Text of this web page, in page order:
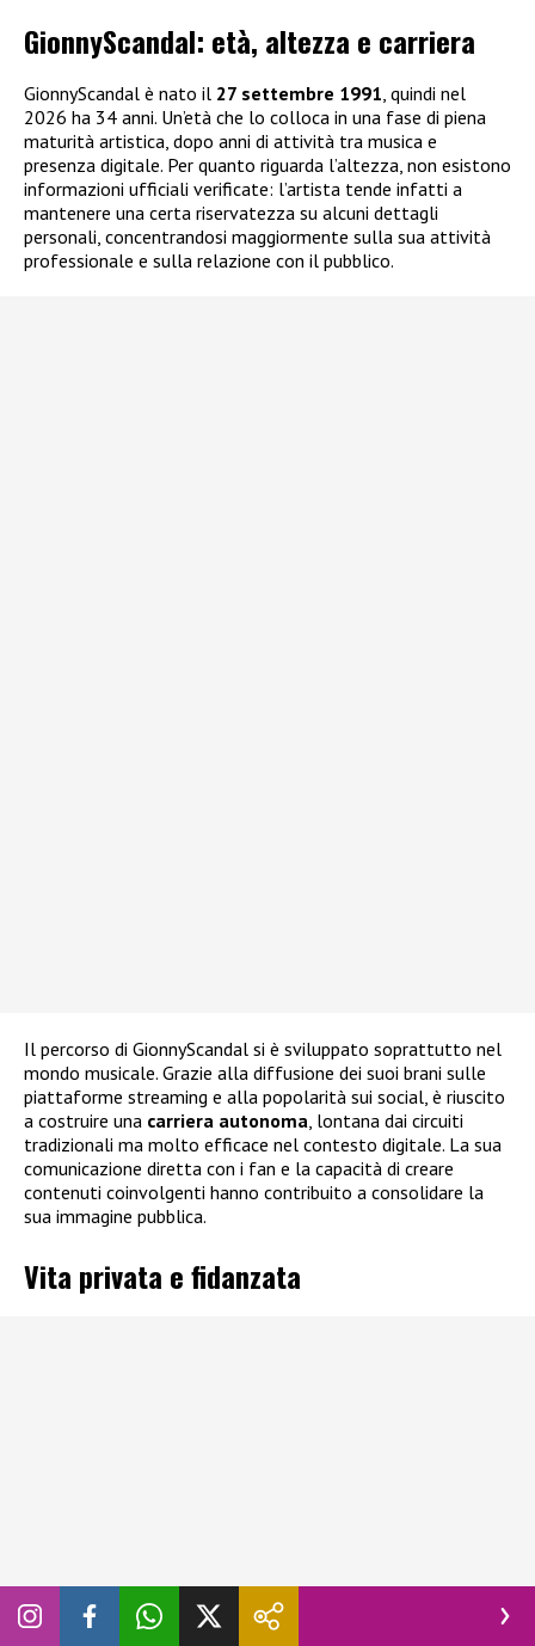
GionnyScandal: età, altezza e carriera
GionnyScandal è nato il 27 settembre 1991 , quindi nel
2026 ha 34 anni. Un’età che lo colloca in una fase di piena
maturità artistica, dopo anni di attività tra musica e
presenza digitale. Per quanto riguarda l’altezza, non esistono
informazioni ufficiali verificate: l’artista tende infatti a
mantenere una certa riservatezza su alcuni dettagli
personali, concentrandosi maggiormente sulla sua attività
professionale e sulla relazione con il pubblico.
Il percorso di GionnyScandal si è sviluppato soprattutto nel
mondo musicale. Grazie alla diffusione dei suoi brani sulle
piattaforme streaming e alla popolarità sui social, è riuscito
a costruire una carriera autonoma , lontana dai circuiti
tradizionali ma molto efficace nel contesto digitale. La sua
comunicazione diretta con i fan e la capacità di creare
contenuti coinvolgenti hanno contribuito a consolidare la
sua immagine pubblica.
Vita privata e fidanzata